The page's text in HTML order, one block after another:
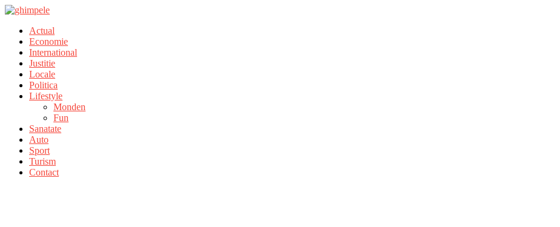
Actual
Economie
International
Justitie
Locale
Politica
Lifestyle
Monden
Fun
Sanatate
Auto
Sport
Turism
Contact